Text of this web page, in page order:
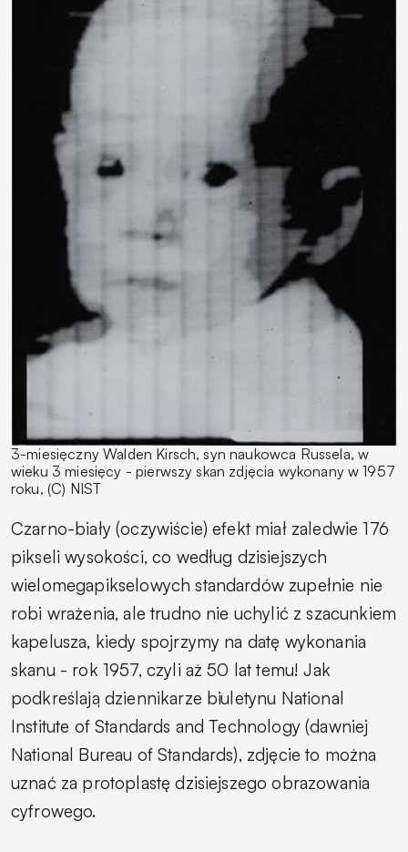
3-miesięczny Walden Kirsch, syn naukowca Russela, w
wieku 3 miesięcy - pierwszy skan zdjęcia wykonany w 1957
roku, (C) NIST
Czarno-biały (oczywiście) efekt miał zaledwie 176
pikseli wysokości, co według dzisiejszych
wielomegapikselowych standardów zupełnie nie
robi wrażenia, ale trudno nie uchylić z szacunkiem
kapelusza, kiedy spojrzymy na datę wykonania
skanu - rok 1957, czyli aż 50 lat temu! Jak
podkreślają dziennikarze biuletynu National
Institute of Standards and Technology (dawniej
National Bureau of Standards), zdjęcie to można
uznać za protoplastę dzisiejszego obrazowania
cyfrowego.